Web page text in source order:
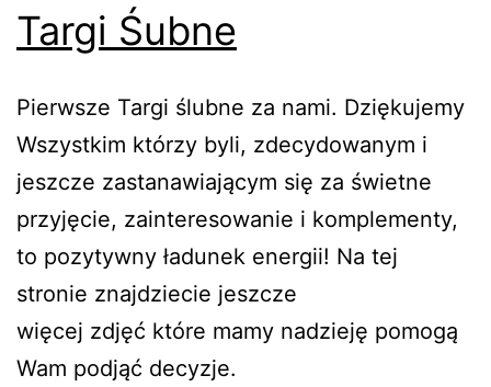
Targi Śubne
Pierwsze Targi ślubne za nami. Dziękujemy
Wszystkim którzy byli, zdecydowanym i
jeszcze zastanawiającym się za świetne
przyjęcie, zainteresowanie i komplementy,
to pozytywny ładunek energii! Na tej
stronie znajdziecie jeszcze
więcej zdjęć które mamy nadzieję pomogą
Wam podjąć decyzje.